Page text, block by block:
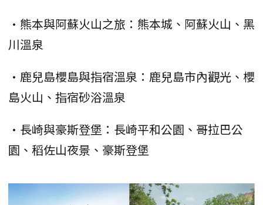
•熊本與阿蘇火山之旅：熊本城、阿蘇火山、黑
川溫泉
•鹿兒島櫻島與指宿溫泉：鹿兒島市內觀光、櫻
島火山、指宿砂浴溫泉
•長崎與豪斯登堡：長崎平和公園、哥拉巴公
園、稻佐山夜景、豪斯登堡